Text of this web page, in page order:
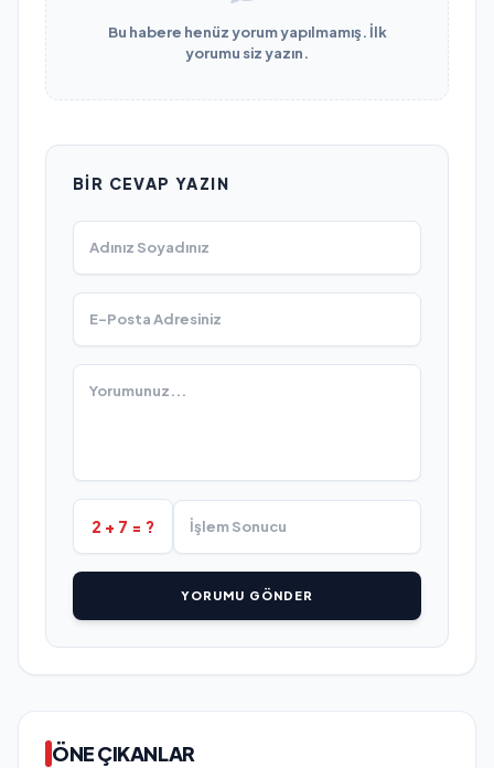
Bu habere henüz yorum yapılmamış. İlk
yorumu siz yazın.
BIR CEVAP YAZIN
2 + 7 = ?
YORUMU GÖNDER
ÖNE ÇIKANLAR